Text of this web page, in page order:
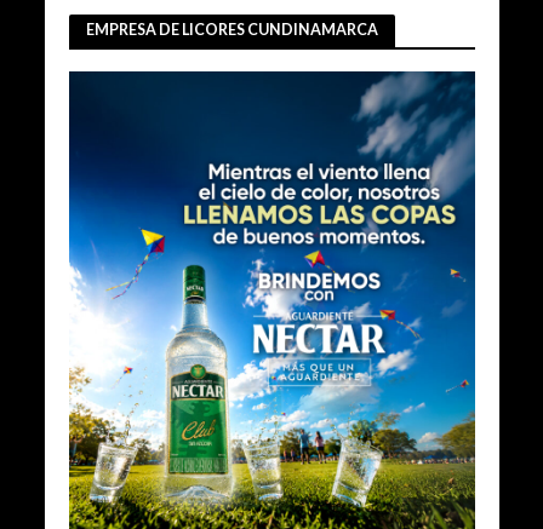
EMPRESA DE LICORES CUNDINAMARCA